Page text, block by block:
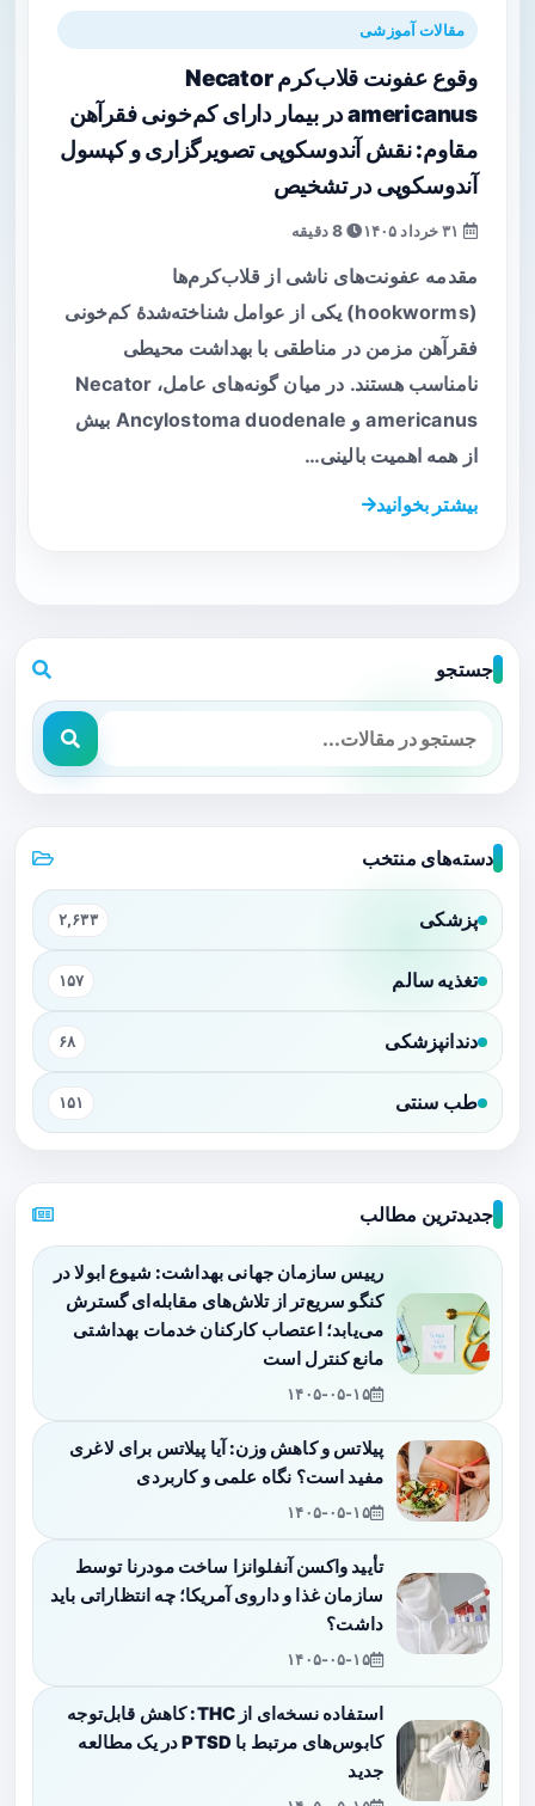
مقالات آموزشی
وقوع عفونت قلاب‌کرم Necator
americanus در بیمار دارای کم‌خونی فقرآهن
مقاوم: نقش آندوسکوپی تصویرگزاری و کپسول
آندوسکوپی در تشخیص
8 دقیقه
مقدمه عفونت‌های ناشی از قلاب‌کرم‌ها
(hookworms) یکی از عوامل شناخته‌شدهٔ کم‌خونی
فقرآهن مزمن در مناطقی با بهداشت محیطی
نامناسب هستند. در میان گونه‌های عامل، Necator
americanus و Ancylostoma duodenale بیش
از همه اهمیت بالینی…
بیشتر بخوانید
جستجو
دسته‌های منتخب
پزشکی ۲,۶۳۳
تغذیه سالم ۱۵۷
دندانپزشکی ۶۸
طب سنتی ۱۵۱
جدیدترین مطالب
رییس سازمان جهانی بهداشت: شیوع ابولا در
کنگو سریع‌تر از تلاش‌های مقابله‌ای گسترش
می‌یابد؛ اعتصاب کارکنان خدمات بهداشتی
مانع کنترل است
۱۴۰۵-۰۵-۱۵
پیلاتس و کاهش وزن: آیا پیلاتس برای لاغری
مفید است؟ نگاه علمی و کاربردی
۱۴۰۵-۰۵-۱۵
تأیید واکسن آنفلوانزا ساخت مودرنا توسط
سازمان غذا و داروی آمریکا؛ چه انتظاراتی باید
داشت؟
۱۴۰۵-۰۵-۱۵
استفاده نسخه‌ای از THC: کاهش قابل‌توجه
کابوس‌های مرتبط با PTSD در یک مطالعه
جدید